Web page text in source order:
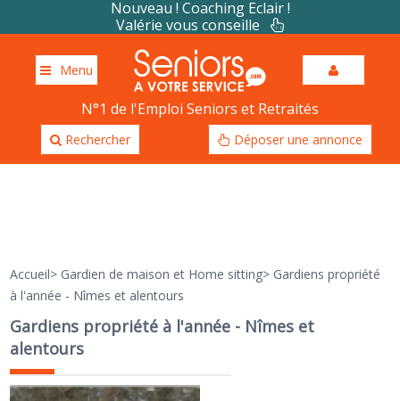
Nouveau ! Coaching Eclair !
Valérie vous conseille
Menu
N°1 de l'Emploi Seniors et Retraités
Rechercher Déposer une annonce
Accueil> Gardien de maison et Home sitting> Gardiens propriété
à l'année - Nîmes et alentours
Gardiens propriété à l'année - Nîmes et
alentours